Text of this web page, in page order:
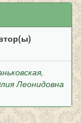
Леонидовна